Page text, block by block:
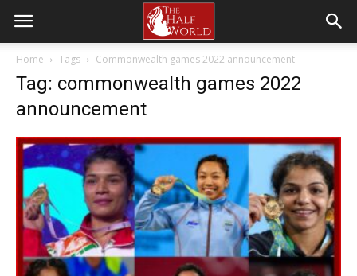
Home Tags Commonwealth games 2022 announcement
Tag: commonwealth games 2022
announcement